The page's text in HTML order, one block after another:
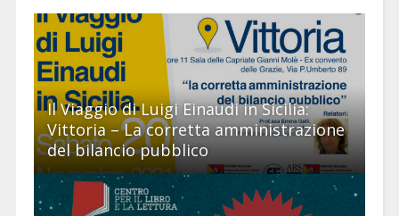
Il Viaggio di Luigi Einaudi in Sicilia:
Vittoria – La corretta amministrazione
del bilancio pubblico